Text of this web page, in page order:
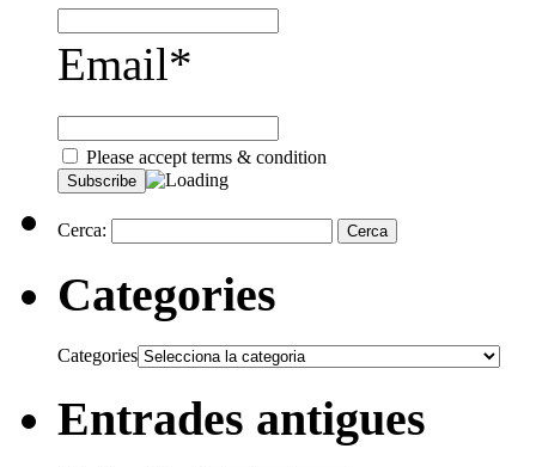
Email*
Please accept terms & condition
Cerca:
Categories
Categories
Entrades antigues